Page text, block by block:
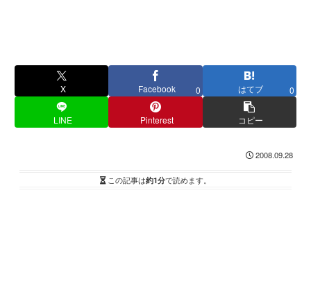
X Facebook 0 はてブ 0
LINE Pinterest コピー
2008.09.28
この記事は約1分で読めます。